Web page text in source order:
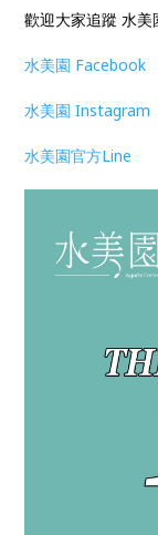
歡迎大家追蹤 水
水美園 Facebook
水美園 Instagram
水美園官方Line